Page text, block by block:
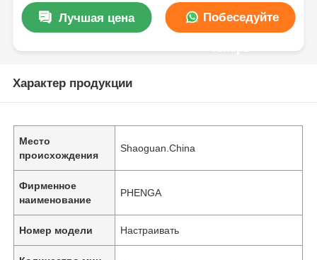
Лучшая цена Побеседуйте
Характер продукции
Место
происхождения
Shaoguan.China
Фирменное
наименование
PHENGA
Номер модели Настраивать